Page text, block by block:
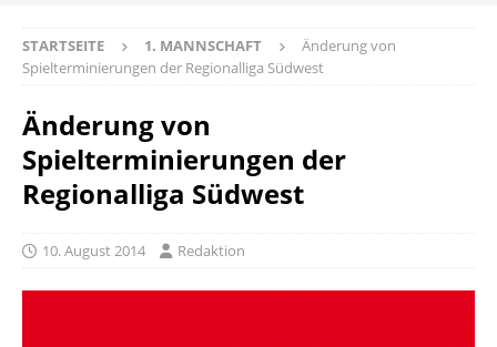
STARTSEITE 1. MANNSCHAFT
Änderung von
Spielterminierungen der Regionalliga Südwest
Änderung von
Spielterminierungen der
Regionalliga Südwest
10. August 2014 Redaktion